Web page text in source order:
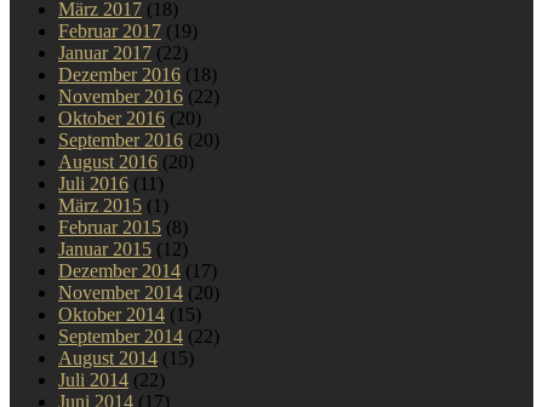
März 2017 (18)
Februar 2017 (19)
Januar 2017 (22)
Dezember 2016 (18)
November 2016 (22)
Oktober 2016 (20)
September 2016 (20)
August 2016 (20)
Juli 2016 (11)
März 2015 (1)
Februar 2015 (8)
Januar 2015 (12)
Dezember 2014 (17)
November 2014 (20)
Oktober 2014 (15)
September 2014 (22)
August 2014 (15)
Juli 2014 (22)
Juni 2014 (17)